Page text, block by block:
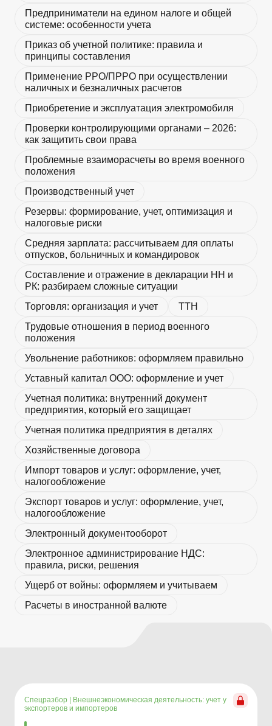
Предприниматели на едином налоге и общей
системе: особенности учета
Приказ об учетной политике: правила и
принципы составления
Применение РРО/ПРРО при осуществлении
наличных и безналичных расчетов
Приобретение и эксплуатация электромобиля
Проверки контролирующими органами – 2026:
как защитить свои права
Проблемные взаиморасчеты во время военного
положения
Производственный учет
Резервы: формирование, учет, оптимизация и
налоговые риски
Средняя зарплата: рассчитываем для оплаты
отпусков, больничных и командировок
Составление и отражение в декларации НН и
РК: разбираем сложные ситуации
Торговля: организация и учет
ТТН
Трудовые отношения в период военного
положения
Увольнение работников: оформляем правильно
Уставный капитал ООО: оформление и учет
Учетная политика: внутренний документ
предприятия, который его защищает
Учетная политика предприятия в деталях
Хозяйственные договора
Импорт товаров и услуг: оформление, учет,
налогообложение
Экспорт товаров и услуг: оформление, учет,
налогообложение
Электронный документооборот
Электронное администрирование НДС:
правила, риски, решения
Ущерб от войны: оформляем и учитываем
Расчеты в иностранной валюте
Спецразбор
Внешнеэкономическая деятельность: учет у
экспортеров и импортеров